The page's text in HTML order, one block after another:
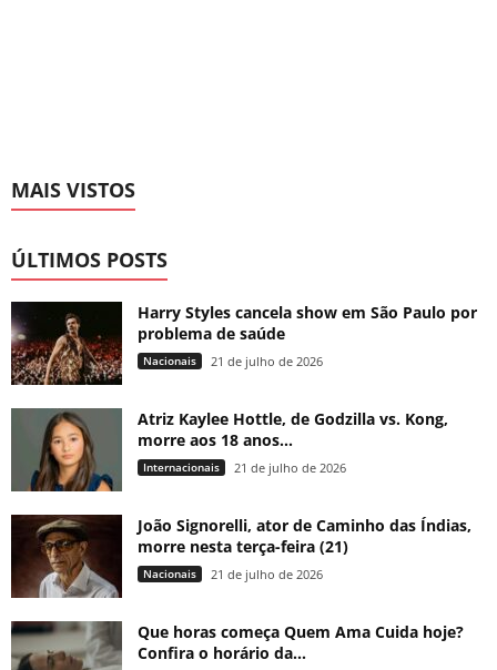
MAIS VISTOS
ÚLTIMOS POSTS
Harry Styles cancela show em São Paulo por
problema de saúde
Nacionais 21 de julho de 2026
Atriz Kaylee Hottle, de Godzilla vs. Kong,
morre aos 18 anos...
Internacionais 21 de julho de 2026
João Signorelli, ator de Caminho das Índias,
morre nesta terça-feira (21)
Nacionais 21 de julho de 2026
Que horas começa Quem Ama Cuida hoje?
Confira o horário da...